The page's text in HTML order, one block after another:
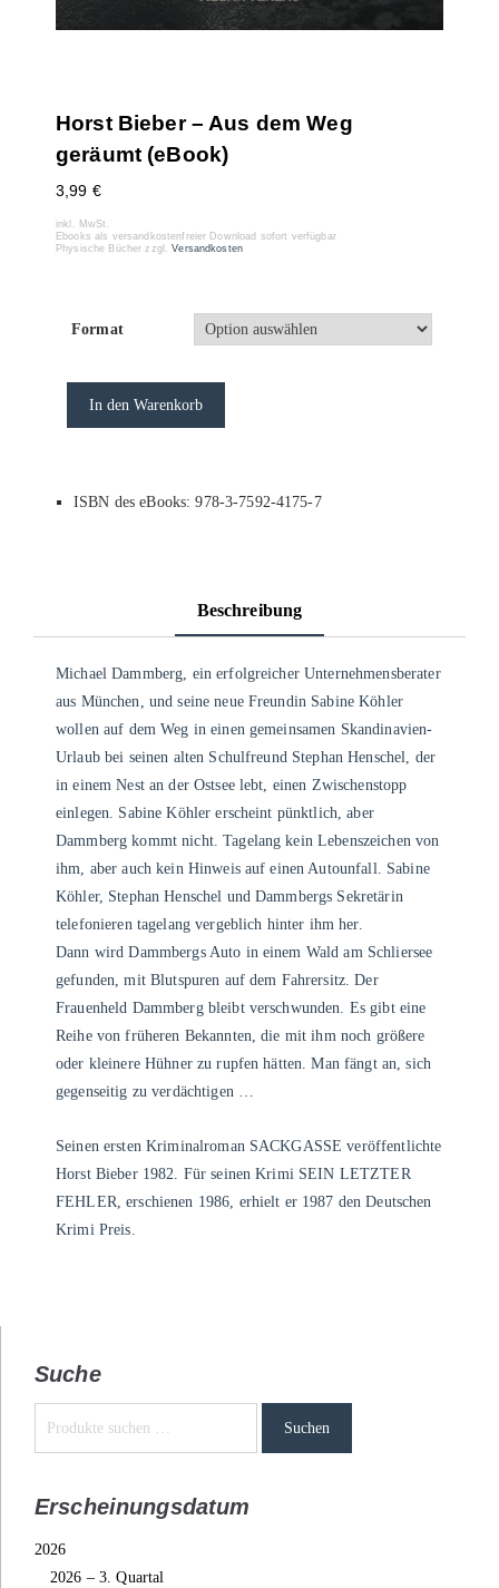
Horst Bieber – Aus dem Weg
geräumt (eBook)
3,99 €
inkl. MwSt.
Ebooks als versandkostenfreier Download sofort verfügbar
Physische Bücher zzgl.Versandkosten
Format
In den Warenkorb
ISBN des eBooks: 978-3-7592-4175-7
Beschreibung
Michael Dammberg, ein erfolgreicher Unternehmensberater
aus München, und seine neue Freundin Sabine Köhler
wollen auf dem Weg in einen gemeinsamen Skandinavien-
Urlaub bei seinen alten Schulfreund Stephan Henschel, der
in einem Nest an der Ostsee lebt, einen Zwischenstopp
einlegen. Sabine Köhler erscheint pünktlich, aber
Dammberg kommt nicht. Tagelang kein Lebenszeichen von
ihm, aber auch kein Hinweis auf einen Autounfall. Sabine
Köhler, Stephan Henschel und Dammbergs Sekretärin
telefonieren tagelang vergeblich hinter ihm her.
Dann wird Dammbergs Auto in einem Wald am Schliersee
gefunden, mit Blutspuren auf dem Fahrersitz. Der
Frauenheld Dammberg bleibt verschwunden. Es gibt eine
Reihe von früheren Bekannten, die mit ihm noch größere
oder kleinere Hühner zu rupfen hätten. Man fängt an, sich
gegenseitig zu verdächtigen …
Seinen ersten Kriminalroman SACKGASSE veröffentlichte
Horst Bieber 1982. Für seinen Krimi SEIN LETZTER
FEHLER, erschienen 1986, erhielt er 1987 den Deutschen
Krimi Preis.
Suche
Suchen
Erscheinungsdatum
2026
2026 – 3. Quartal